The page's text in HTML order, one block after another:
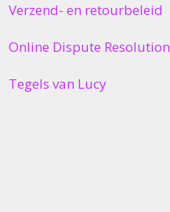
Verzend- en retourbeleid
Online Dispute Resolution
Tegels van Lucy